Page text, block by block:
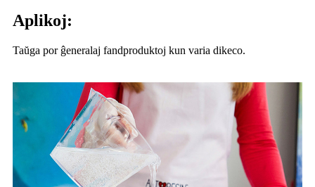
Aplikoj:
Taŭga por ĝeneralaj fandproduktoj kun varia dikeco.